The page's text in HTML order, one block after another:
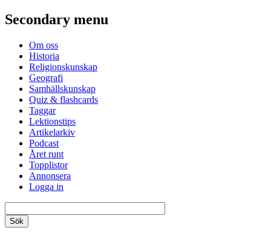
Secondary menu
Om oss
Historia
Religionskunskap
Geografi
Samhällskunskap
Quiz & flashcards
Taggar
Lektionstips
Artikelarkiv
Podcast
Året runt
Topplistor
Annonsera
Logga in